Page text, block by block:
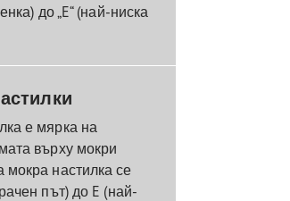
до „E“ (най-ниска
е мярка на
върху мокри
мокра настилка се
път) до E (най-